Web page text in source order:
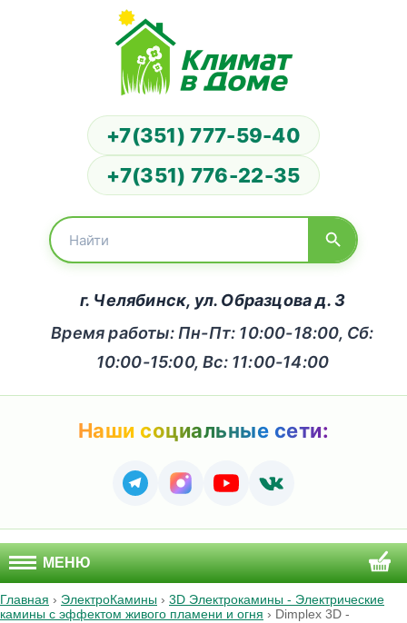
+7(351) 777-59-40
+7(351) 776-22-35
г. Челябинск, ул. Образцова д. 3
Время работы: Пн-Пт: 10:00-18:00, Сб:
10:00-15:00, Вс: 11:00-14:00
Наши социальные сети:
МЕНЮ
Главная › ЭлектроКамины › 3D Электрокамины - Электрические
камины с эффектом живого пламени и огня › Dimplex 3D -